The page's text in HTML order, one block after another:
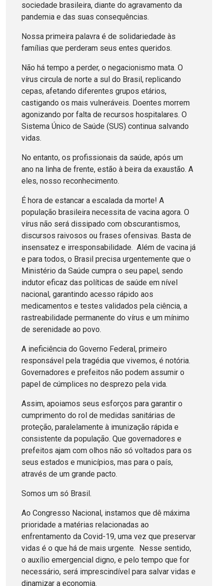
sociedade brasileira, diante do agravamento da
pandemia e das suas consequências.
Nossa primeira palavra é de solidariedade às
famílias que perderam seus entes queridos.
Não há tempo a perder, o negacionismo mata. O
vírus circula de norte a sul do Brasil, replicando
cepas, afetando diferentes grupos etários,
castigando os mais vulneráveis. Doentes morrem
agonizando por falta de recursos hospitalares. O
Sistema Único de Saúde (SUS) continua salvando
vidas.
No entanto, os profissionais da saúde, após um
ano na linha de frente, estão à beira da exaustão. A
eles, nosso reconhecimento.
É hora de estancar a escalada da morte! A
população brasileira necessita de vacina agora. O
vírus não será dissipado com obscurantismos,
discursos raivosos ou frases ofensivas. Basta de
insensatez e irresponsabilidade. Além de vacina já
e para todos, o Brasil precisa urgentemente que o
Ministério da Saúde cumpra o seu papel, sendo
indutor eficaz das políticas de saúde em nível
nacional, garantindo acesso rápido aos
medicamentos e testes validados pela ciência, a
rastreabilidade permanente do vírus e um mínimo
de serenidade ao povo.
A ineficiência do Governo Federal, primeiro
responsável pela tragédia que vivemos, é notória.
Governadores e prefeitos não podem assumir o
papel de cúmplices no desprezo pela vida.
Assim, apoiamos seus esforços para garantir o
cumprimento do rol de medidas sanitárias de
proteção, paralelamente à imunização rápida e
consistente da população. Que governadores e
prefeitos ajam com olhos não só voltados para os
seus estados e municípios, mas para o país,
através de um grande pacto.
Somos um só Brasil.
Ao Congresso Nacional, instamos que dê máxima
prioridade a matérias relacionadas ao
enfrentamento da Covid-19, uma vez que preservar
vidas é o que há de mais urgente. Nesse sentido,
o auxílio emergencial digno, e pelo tempo que for
necessário, será imprescindível para salvar vidas e
dinamizar a economia.